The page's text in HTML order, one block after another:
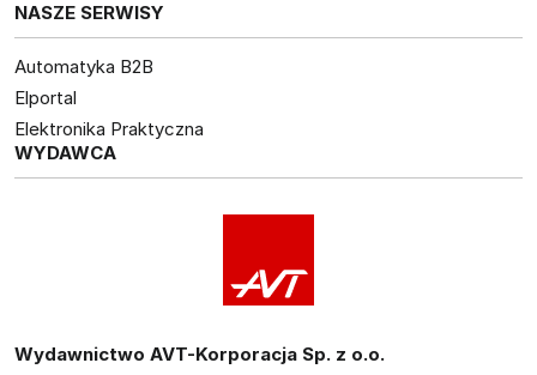
NASZE SERWISY
Automatyka B2B
Elportal
Elektronika Praktyczna
WYDAWCA
Wydawnictwo AVT-Korporacja Sp. z o.o.